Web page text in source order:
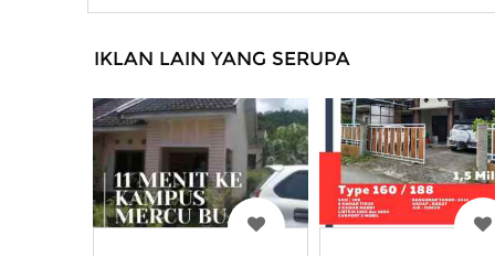
IKLAN LAIN YANG SERUPA